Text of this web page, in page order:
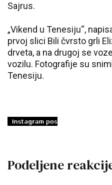
Sajrus.
„Vikend u Tenesiju“,
prvoj slici Bili čvrsto grli
drveta, a na drugoj se
vozilu. Fotografije su
Tenesiju.
Podeljene